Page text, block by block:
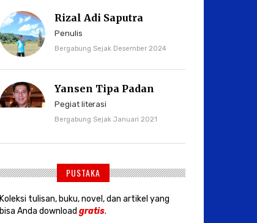
Rizal Adi Saputra
Penulis
Bergabung Sejak Desember 2024
Yansen Tipa Padan
Pegiat literasi
Bergabung Sejak Januari 2021
PUSTAKA
Koleksi tulisan, buku, novel, dan artikel yang
bisa Anda download gratis.